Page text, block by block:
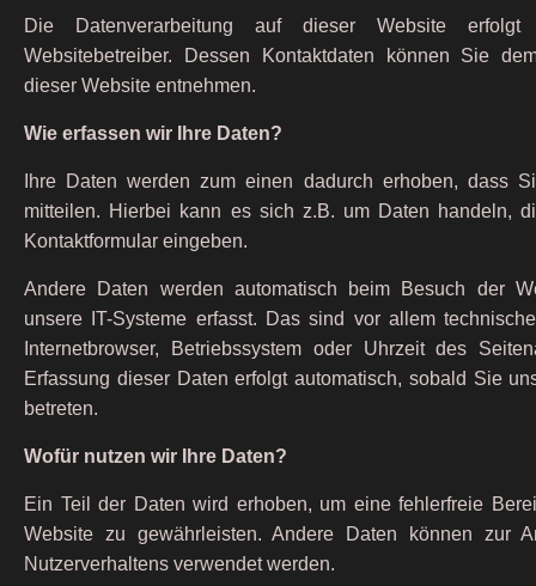
Die Datenverarbeitung auf dieser Website
Websitebetreiber. Dessen Kontaktdaten können Sie
dieser Website entnehmen.
Wie erfassen wir Ihre Daten?
Ihre Daten werden zum einen dadurch erhoben, dass
mitteilen. Hierbei kann es sich z.B. um Daten handeln,
Kontaktformular eingeben.
Andere Daten werden automatisch beim Besuch der
unsere IT-Systeme erfasst. Das sind vor allem
Internetbrowser, Betriebssystem oder Uhrzeit des
Erfassung dieser Daten erfolgt automatisch, sobald Sie
betreten.
Wofür nutzen wir Ihre Daten?
Ein Teil der Daten wird erhoben, um eine fehlerfreie
Website zu gewährleisten. Andere Daten können zur
Nutzerverhaltens verwendet werden.